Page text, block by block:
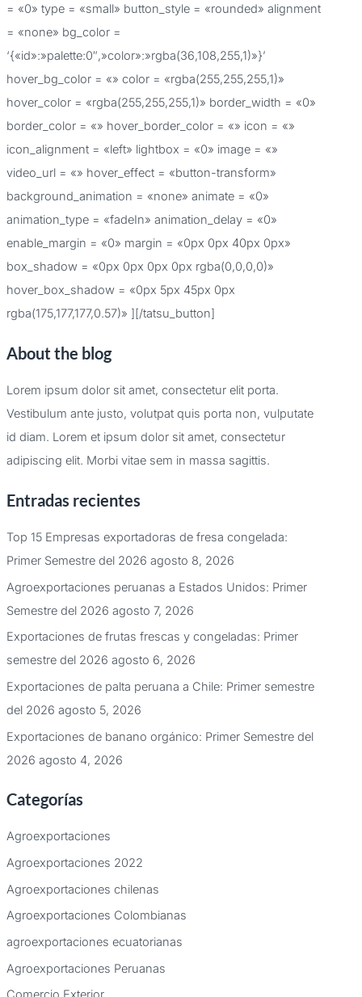
:= «0» type = «small» button_style = «rounded» alignment
= «none» bg_color =
‘{«id»:»palette:0″,»color»:»rgba(36,108,255,1)»}’
hover_bg_color = «» color = «rgba(255,255,255,1)»
hover_color = «rgba(255,255,255,1)» border_width = «0»
border_color = «» hover_border_color = «» icon = «»
icon_alignment = «left» lightbox = «0» image = «»
video_url = «» hover_effect = «button-transform»
background_animation = «none» animate = «0»
animation_type = «fadeIn» animation_delay = «0»
enable_margin = «0» margin = «0px 0px 40px 0px»
box_shadow = «0px 0px 0px 0px rgba(0,0,0,0)»
hover_box_shadow = «0px 5px 45px 0px
rgba(175,177,177,0.57)» ][/tatsu_button]
About the blog
Lorem ipsum dolor sit amet, consectetur elit porta.
Vestibulum ante justo, volutpat quis porta non, vulputate
id diam. Lorem et ipsum dolor sit amet, consectetur
adipiscing elit. Morbi vitae sem in massa sagittis.
Entradas recientes
Top 15 Empresas exportadoras de fresa congelada:
Primer Semestre del 2026 agosto 8, 2026
Agroexportaciones peruanas a Estados Unidos: Primer
Semestre del 2026 agosto 7, 2026
Exportaciones de frutas frescas y congeladas: Primer
semestre del 2026 agosto 6, 2026
Exportaciones de palta peruana a Chile: Primer semestre
del 2026 agosto 5, 2026
Exportaciones de banano orgánico: Primer Semestre del
2026 agosto 4, 2026
Categorías
Agroexportaciones
Agroexportaciones 2022
Agroexportaciones chilenas
Agroexportaciones Colombianas
agroexportaciones ecuatorianas
Agroexportaciones Peruanas